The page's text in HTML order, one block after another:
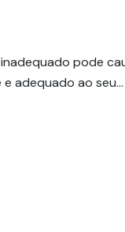
pode
adequado ao seu…